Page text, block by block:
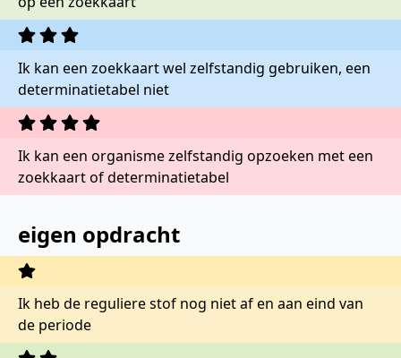
Ik kan een zoekkaart wel zelfstandig gebruiken, een
determinatietabel niet
Ik kan een organisme zelfstandig opzoeken met een
zoekkaart of determinatietabel
eigen opdracht
Ik heb de reguliere stof nog niet af en aan eind van
de periode